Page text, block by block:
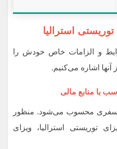
استرالیا
و الزامات خاص خودش را
آنها اشاره می‌کنیم.
با منابع مالی
سفری محسوب می‌شود. منظور
توریستی استرالیا، ویزای